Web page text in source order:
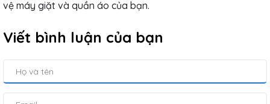
vệ máy giặt và quần áo của bạn.
Viết bình luận của bạn